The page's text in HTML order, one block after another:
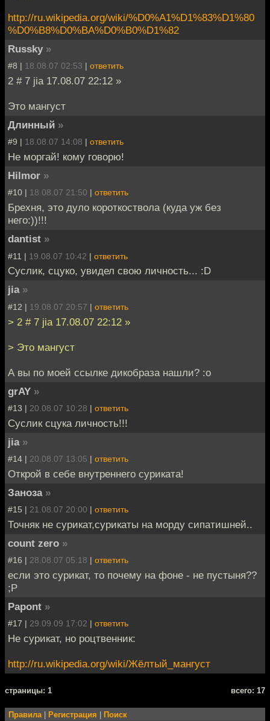
http://ru.wikipedia.org/wiki/%D0%A1%D1%83%D1%80
%D0%B8%D0%BA%D0%B0%D1%82
Russky »
#8 | 18.08.07 02:53 | ответить
2 # 7 jia 17.08.07 22:12 »
Это мангуст
Длинный »
#9 | 18.08.07 14:08 | ответить
Не моргай! кому говорю!
Hilmor »
#10 | 18.08.07 21:50 | ответить
Брехня, это дуло короткоствола (куда уж без
него:))!!!
dantist »
#11 | 19.08.07 10:42 | ответить
Суслик, сцуко, увидел свою личность... :D
jia »
#12 | 19.08.07 20:57 | ответить
> 2 # 7 jia 17.08.07 22:12 »
> Это мангуст
А вы по моей ссылке дикобраза нашли? :o
grAY »
#13 | 20.08.07 10:28 | ответить
Суслик сцука личность!!!
jia »
#14 | 20.08.07 13:05 | ответить
Открой в себе внутреннего суриката!
Заноза »
#15 | 21.08.07 20:00 | ответить
Точняк не сурикат,сурикаты на морду сипатишней..
count zero »
#16 | 28.08.07 05:18 | ответить
если это сурикат, то почему на фоне - не пустыня??
;Р
Papont »
#17 | 29.09.09 17:02 | ответить
Не сурикат, но роцтвенник:
http://ru.wikipedia.org/wiki/Жёлтый_мангуст
cтраницы: 1 всего: 17
Правила Регистрация Поиск